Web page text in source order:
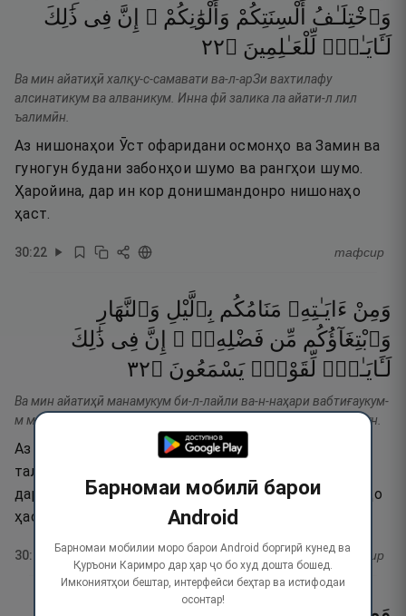
وَٱخْتِلَـٰفُ
أَلْسِنَتِكُمْ وَأَلْوَٰنِكُمْ ۚ إِنَّ فِى ذَٰلِكَ
لَـَٔايَـٰتٍۢ لِّلْعَـٰلِمِينَ ۝٢٢
Ва мин айатиҳӣ халқу-с-самавати ва-л-арЗи вахтилафу
алсинатикум ва алваникум. Инна фӣ залика ла айати-л лил
ъалимӣн.
Аз нишонаҳои Ӯст офаридани осмонҳо ва Замин ва
гуногун будани забонҳои шумо ва рангҳои шумо.
Ҳаройина, дар ин кор донишмандонро нишонаҳо
ҳаст.
30:22 тафсир
وَمِنْ ءَايَـٰتِهِۦ مَنَامُكُم بِٱلَّيْلِ وَٱلنَّهَارِ
وَٱبْتِغَآؤُكُم مِّن فَضْلِهِۦٓ ۚ إِنَّ فِى ذَٰلِكَ
لَـَٔايَـٰتٍۢ لِّقَوْمٍۢ يَسْمَعُونَ ۝٢٣
Ва мин айатиҳӣ манамукум би-л-лайли ва-н-наҳари вабтиғаукум-
м мин фаЗлиҳ. Инна фӣ залика ла айати-л ли Қавми-й ясмаъун.
Аз нишонаҳои Ӯст хуфтани шумо дар шаб ва ризқ
талаб кардани шумо аз фазли Ӯ дар рӯз. Ҳаройина,
дар ин кор барои Қавме, ки мешунаванд, нишонаҳо
ҳаст.
30: тафсир
Барномаи мобилӣ барои
Android
Барномаи мобилии моро барои Android боргирӣ кунед ва
Қуръони Каримро дар ҳар ҷо бо худ дошта бошед.
Имкониятҳои бештар, интерфейси беҳтар ва истифодаи
осонтар!